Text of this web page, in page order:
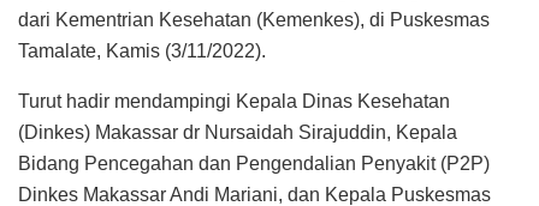
dari Kementrian Kesehatan (Kemenkes), di Puskesmas
Tamalate, Kamis (3/11/2022).
Turut hadir mendampingi Kepala Dinas Kesehatan
(Dinkes) Makassar dr Nursaidah Sirajuddin, Kepala
Bidang Pencegahan dan Pengendalian Penyakit (P2P)
Dinkes Makassar Andi Mariani, dan Kepala Puskesmas